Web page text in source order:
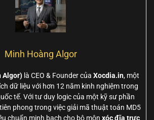
Minh Hoàng Algor
Algor) là CEO & Founder của Xocdia.in, một
dữ liệu với hơn 12 năm kinh nghiệm trong
tế. Với tư duy logic của một kỹ sư phần
phong trong việc giải mã thuật toán MD5
chuẩn minh bạch cho bộ môn xóc đĩa trực